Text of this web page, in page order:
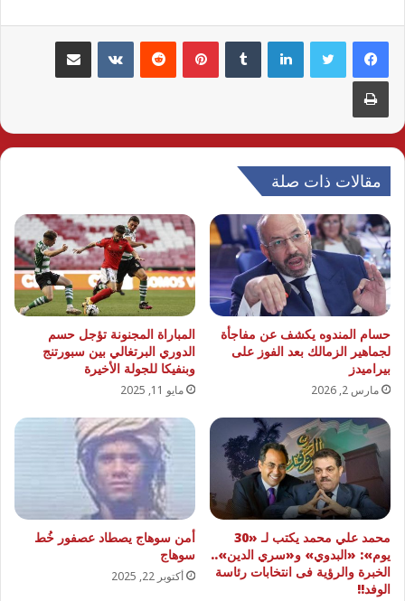
لينكدإن بينتيريست مشاركة عبر البريد
طباعة
مقالات ذات صلة
حسام المندوه يكشف عن مفاجأة
لجماهير الزمالك بعد الفوز على
بيراميدز
مارس 2, 2026
المباراة المجنونة تؤجل حسم
الدوري البرتغالي بين سبورتنج
وبنفيكا للجولة الأخيرة
مايو 11, 2025
محمد علي محمد يكتب لـ «30
يوم»: «البدوي» و«سري الدين»..
الخبرة والرؤية فى انتخابات رئاسة
الوفد!!
أمن سوهاج يصطاد عصفور خُط
سوهاج
أكتوبر 22, 2025